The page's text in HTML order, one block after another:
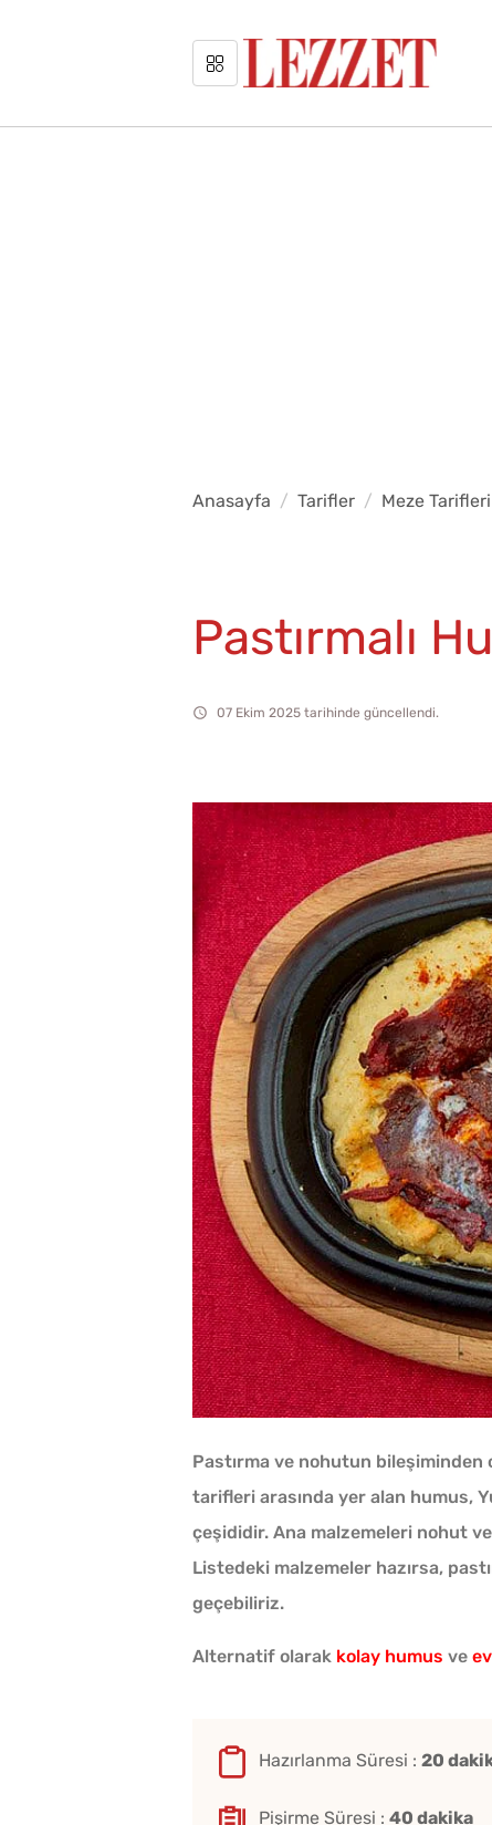
Anasayfa Tarifler Meze Tarifleri
Pastırmalı
07 Ekim 2025 tarihinde güncellendi.
Pastırma ve nohutun
tarifleri arasında yer alan humus,
çeşididir. Ana malzemeleri nohut
Listedeki malzemeler hazırsa,
geçebiliriz.
Alternatif olarak kolay humus ve
Hazırlanma Süresi : 20
Pişirme Süresi : 40 dakika